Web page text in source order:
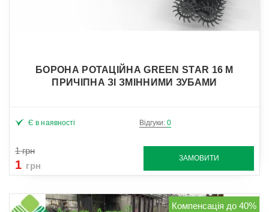
БОРОНА РОТАЦІЙНА GREEN STAR 16 М
ПРИЧІПНА ЗІ ЗМІННИМИ ЗУБАМИ
Є в наявності Відгуки: 0
1грн
1 грн
ЗАМОВИТИ
Компенсація до 40%